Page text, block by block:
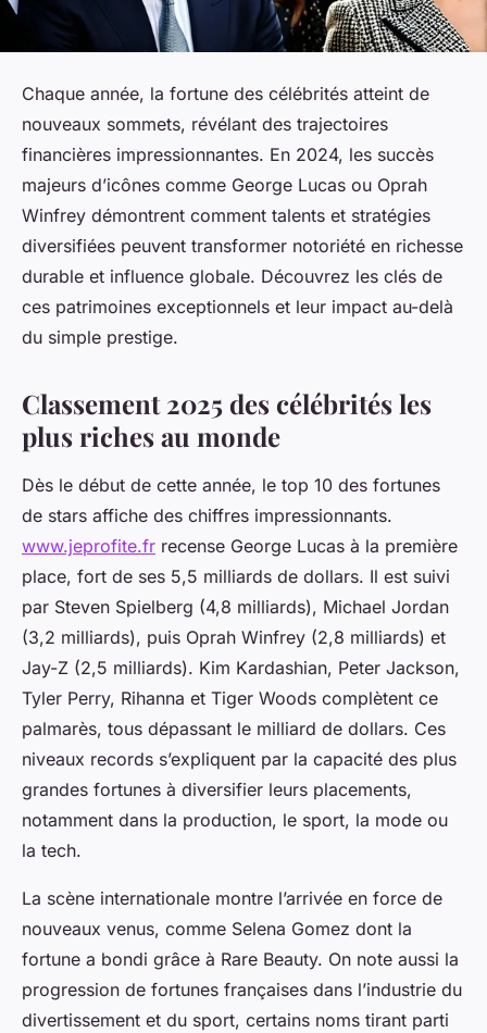
Chaque année, la fortune des célébrités atteint de
nouveaux sommets, révélant des trajectoires
financières impressionnantes. En 2024, les succès
majeurs d’icônes comme George Lucas ou Oprah
Winfrey démontrent comment talents et stratégies
diversifiées peuvent transformer notoriété en richesse
durable et influence globale. Découvrez les clés de
ces patrimoines exceptionnels et leur impact au-delà
du simple prestige.
Classement 2025 des célébrités les
plus riches au monde
Dès le début de cette année, le top 10 des fortunes
de stars affiche des chiffres impressionnants.
www.jeprofite.fr recense George Lucas à la première
place, fort de ses 5,5 milliards de dollars. Il est suivi
par Steven Spielberg (4,8 milliards), Michael Jordan
(3,2 milliards), puis Oprah Winfrey (2,8 milliards) et
Jay-Z (2,5 milliards). Kim Kardashian, Peter Jackson,
Tyler Perry, Rihanna et Tiger Woods complètent ce
palmarès, tous dépassant le milliard de dollars. Ces
niveaux records s’expliquent par la capacité des plus
grandes fortunes à diversifier leurs placements,
notamment dans la production, le sport, la mode ou
la tech.
La scène internationale montre l’arrivée en force de
nouveaux venus, comme Selena Gomez dont la
fortune a bondi grâce à Rare Beauty. On note aussi la
progression de fortunes françaises dans l’industrie du
divertissement et du sport, certains noms tirant parti